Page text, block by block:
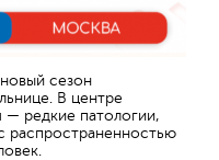
сезон
В центре
— редкие патологии,
распространенностью